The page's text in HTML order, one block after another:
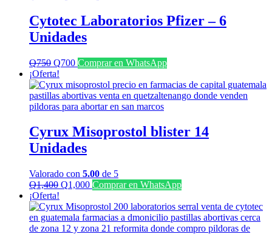
Cytotec Laboratorios Pfizer – 6
Unidades
Q750 El
precio
original
era:
Q750.
Q700El
actual
es:
Q700.
Comprar en WhatsApp
¡Oferta!
Cyrux Misoprostol blister 14
Unidades
Valorado con 5.00 de 5
Q1,400 El
original
era:
Q1,400.
Q1,000El
actual
es:
Q1,000.
Comprar en WhatsApp
¡Oferta!